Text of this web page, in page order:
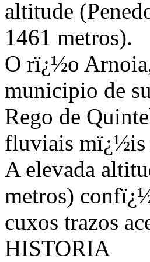
altitude
1461 metros).
O rï¿½o
municipio de
Rego de
fluviais
A elevada
metros)
cuxos trazos
HISTORIA